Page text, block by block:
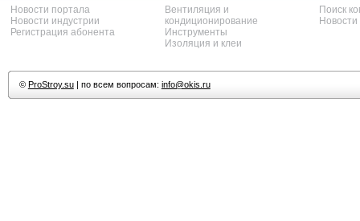
Новости портала
Новости индустрии
Регистрация абонента
Вентиляция и
кондиционирование
Инструменты
Изоляция и клеи
Поиск
© ProStroy.su| по всем вопросам: info@okis.ru